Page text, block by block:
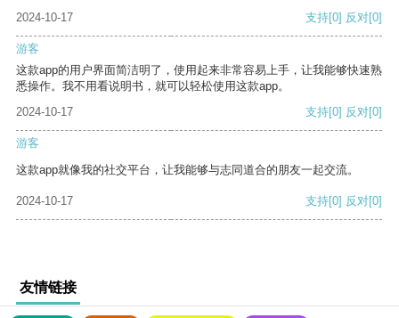
2024-10-17
支持[0] 反对[0]
游客
这款app的用户界面简洁明了，使用起来非常容易上手，让我能够快速熟
悉操作。我不用看说明书，就可以轻松使用这款app。
2024-10-17
支持[0] 反对[0]
游客
这款app就像我的社交平台，让我能够与志同道合的朋友一起交流。
2024-10-17 支持[0] 反对[0]
友情链接